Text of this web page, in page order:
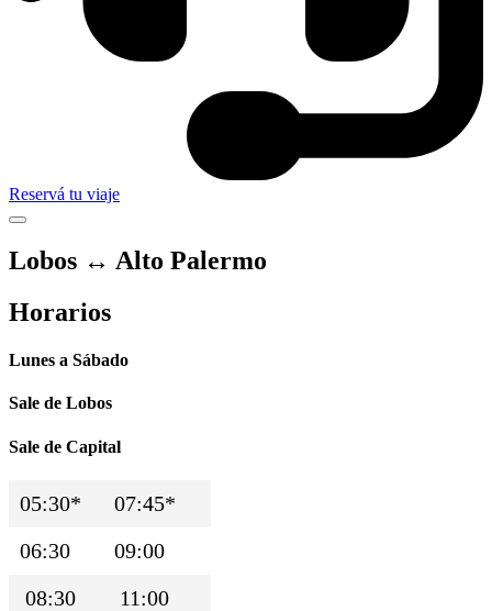
Reservá tu viaje
Lobos ↔ Alto Palermo
Horarios
Lunes a Sábado
Sale de Lobos
Sale de Capital
05:30*
07:45*
06:30
09:00
08:30
11:00